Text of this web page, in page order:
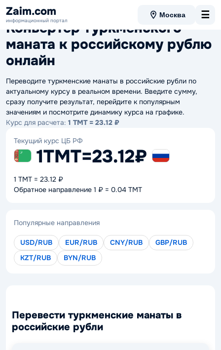
Zaim.com
информационный портал
Москва ☰
Данные актуальны на 06.08.2026 13:11
Конвертер туркменского
маната к российскому рублю
онлайн
Переводите туркменские манаты в российские рубли по
актуальному курсу в реальном времени. Введите сумму,
сразу получите результат, перейдите к популярным
значениям и посмотрите динамику курса на графике.
Курс для расчета: 1 TMТ = 23.12 ₽
Текущий курс ЦБ РФ
1TMТ=23.12₽
1 TMТ = 23.12 ₽
Обратное направление 1 ₽ = 0.04 TMТ
Популярные направления
USD/RUB EUR/RUB CNY/RUB
GBP/RUB
KZT/RUB
BYN/RUB
Перевести туркменские манаты в
российские рубли